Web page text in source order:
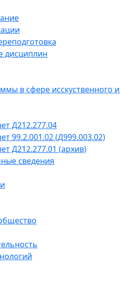
дисциплин
в сфере исскуственного
Д212.277.04
99.2.001.02 (Д999.003.02)
Д212.277.01 (архив)
сведения